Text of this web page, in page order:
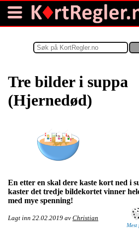
Tre bilder i suppa
(Hjernedød)
En etter en skal dere kaste kort ned i
kaster det tredje bildekortet vinner
med mye spenning!
Mest
Lagt inn 22.02.2019 av Christian